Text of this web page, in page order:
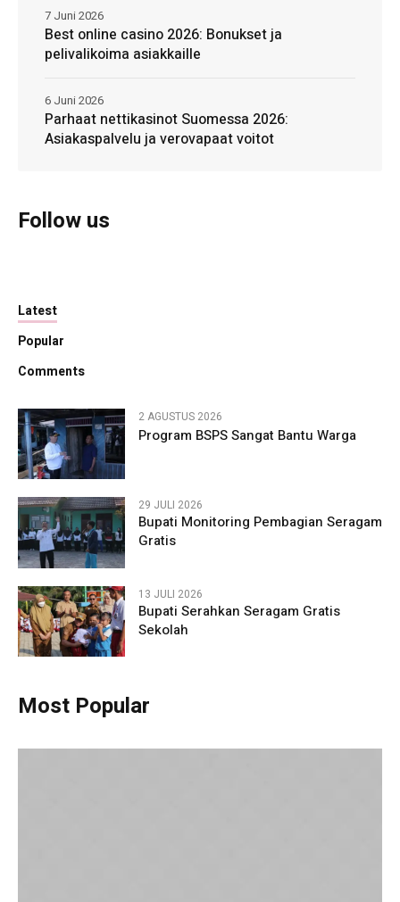
Best online casino 2026: Bonukset ja
pelivalikoima asiakkaille
7 Juni 2026
Parhaat nettikasinot Suomessa 2026:
Asiakaspalvelu ja verovapaat voitot
6 Juni 2026
Follow us
Latest
Popular
Comments
2 AGUSTUS 2026
Program BSPS Sangat Bantu Warga
29 JULI 2026
Bupati Monitoring Pembagian Seragam
Gratis
13 JULI 2026
Bupati Serahkan Seragam Gratis
Sekolah
Most Popular